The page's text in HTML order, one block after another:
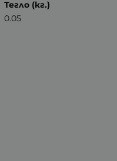
Тегло (кг.)
0.05